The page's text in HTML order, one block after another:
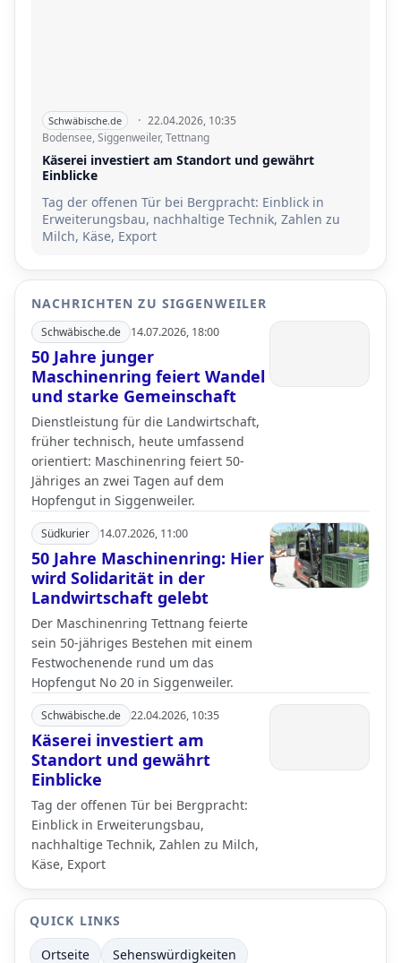
Schwäbische.de · 22.04.2026, 10:35
Bodensee, Siggenweiler, Tettnang
Käserei investiert am Standort und gewährt
Einblicke
Tag der offenen Tür bei Bergpracht: Einblick in
Erweiterungsbau, nachhaltige Technik, Zahlen zu
Milch, Käse, Export
NACHRICHTEN ZU SIGGENWEILER
Schwäbische.de 14.07.2026, 18:00
50 Jahre junger
Maschinenring feiert Wandel
und starke Gemeinschaft
Dienstleistung für die Landwirtschaft,
früher technisch, heute umfassend
orientiert: Maschinenring feiert 50-
Jähriges an zwei Tagen auf dem
Hopfengut in Siggenweiler.
Südkurier 14.07.2026, 11:00
50 Jahre Maschinenring: Hier
wird Solidarität in der
Landwirtschaft gelebt
Der Maschinenring Tettnang feierte
sein 50-jähriges Bestehen mit einem
Festwochenende rund um das
Hopfengut No 20 in Siggenweiler.
Schwäbische.de 22.04.2026, 10:35
Käserei investiert am
Standort und gewährt
Einblicke
Tag der offenen Tür bei Bergpracht:
Einblick in Erweiterungsbau,
nachhaltige Technik, Zahlen zu Milch,
Käse, Export
QUICK LINKS
Ortseite
Sehenswürdigkeiten